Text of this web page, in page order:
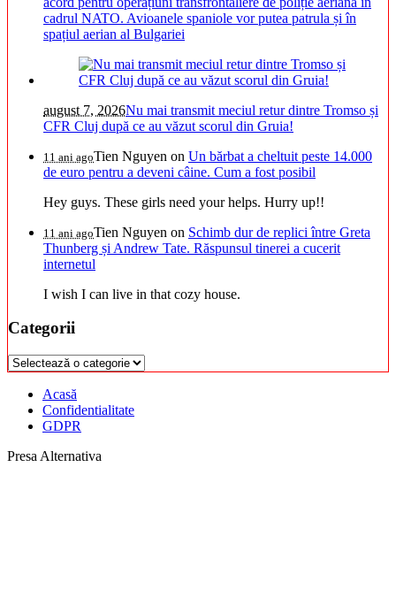
cadrul NATO. Avioanele spaniole vor putea patrula și în
spațiul aerian al Bulgariei
august 7, 2026Nu mai transmit meciul retur dintre Tromso și
CFR Cluj după ce au văzut scorul din Gruia!
11 ani agoTien Nguyen on Un bărbat a cheltuit peste 14.000
de euro pentru a deveni câine. Cum a fost posibil
Hey guys. These girls need your helps. Hurry up!!
11 ani agoTien Nguyen on Schimb dur de replici între Greta
Thunberg și Andrew Tate. Răspunsul tinerei a cucerit
internetul
I wish I can live in that cozy house.
Categorii
Categorii
Acasă
Confidentialitate
GDPR
Presa Alternativa